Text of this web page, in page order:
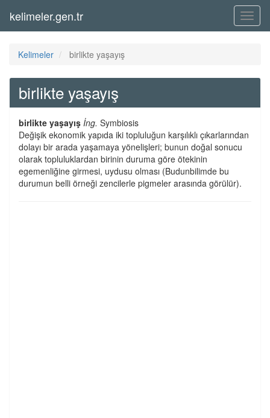
Menü
kelimeler.gen.tr
Kelimeler birlikte yaşayış
birlikte yaşayış
birlikte yaşayış İng. Symbiosis
Değişik ekonomik yapıda iki topluluğun karşılıklı çıkarlarından
dolayı bir arada yaşamaya yönelişleri; bunun doğal sonucu
olarak topluluklardan birinin duruma göre ötekinin
egemenliğine girmesi, uydusu olması (Budunbilimde bu
durumun belli örneği zencilerle pigmeler arasında görülür).